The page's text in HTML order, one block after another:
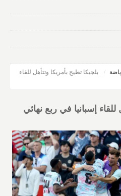
بلجيكا تطيح بأمريكا وتتأهل للقاء
إسبانيا في ربع نهائي